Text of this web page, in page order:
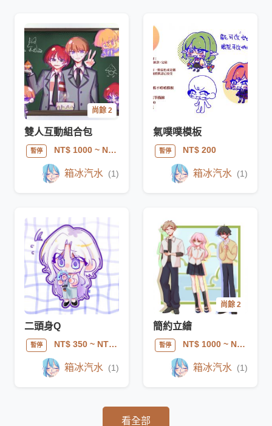
尚餘 2
雙人互動組合包
暫停 NT$ 1000~ NT$ 1500
箱冰汽水 (1)
氣噗噗模板
暫停 NT$ 200
箱冰汽水 (1)
二頭身Q
暫停 NT$ 350~ NT$ 700
箱冰汽水 (1)
尚餘 2
簡約立繪
暫停 NT$ 1000~ NT$ 1500
箱冰汽水 (1)
看全部